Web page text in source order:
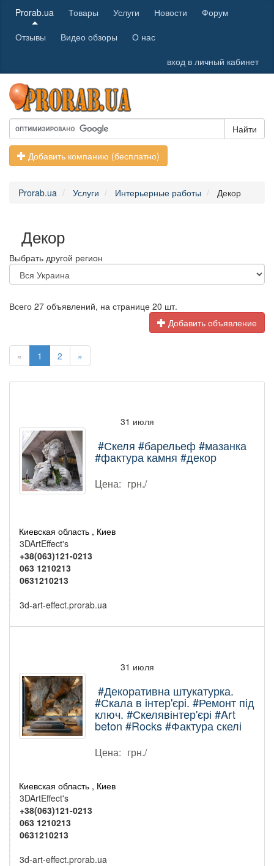
Prorab.ua Товары Услуги Новости
Форум
Отзывы
Видео обзоры
О нас
вход в личный кабинет
Найти
Добавить компанию (бесплатно)
Prorab.ua Услуги Интерьерные работы Декор
Декор
Выбрать другой регион
Всего 27 объявлений, на странице 20 шт.
Добавить объявление
« 1 2 »
31 июля
#Скеля #барельеф #мазанка
#фактура камня #декор
Цена: грн./
Киевская область , Киев
3DArtEffect's
+38(063)121-0213
063 1210213
0631210213
3d-art-effect.prorab.ua
31 июля
#Декоративна штукатурка.
#Скала в інтер'єрі. #Ремонт під
ключ. #Скелявінтер'єрі #Art
beton #Rocks #Фактура скелі
Цена: грн./
Киевская область , Киев
3DArtEffect's
+38(063)121-0213
063 1210213
0631210213
3d-art-effect.prorab.ua